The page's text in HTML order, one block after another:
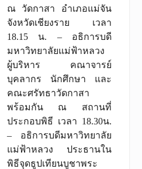
ณ วัดกาสา อำเภอแม่จัน
จังหวัดเชียงราย เวลา
18.15 น. – อธิการบดี
มหาวิทยาลัยแม่ฟ้าหลวง
ผู้บริหาร คณาจารย์
บุคลากร นักศึกษา และ
คณะศรัทธาวัดกาสา
พร้อมกัน ณ สถานที่
ประกอบพิธี เวลา 18.30น.
– อธิการบดีมหาวิทยาลัย
แม่ฟ้าหลวง ประธานใน
พิธีจุดธูปเทียนบูชาพระ